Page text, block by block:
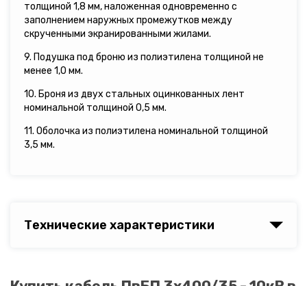
толщиной 1,8 мм, наложенная одновременно с
заполнением наружных промежутков между
скрученными экранированными жилами.
9. Подушка под броню из полиэтилена толщиной не
менее 1,0 мм.
10. Броня из двух стальных оцинкованных лент
номинальной толщиной 0,5 мм.
11. Оболочка из полиэтилена номинальной толщиной
3,5 мм.
Технические характеристики